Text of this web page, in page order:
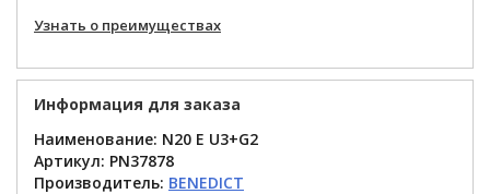
Узнать о преимуществах
Информация для заказа
Наименование: N20 E U3+G2
Артикул: PN37878
Производитель: BENEDICT